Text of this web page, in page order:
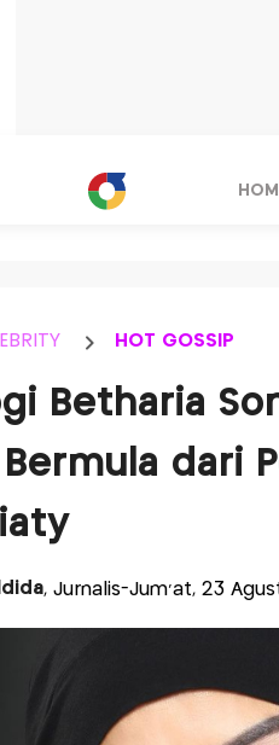
HOT GOSSIP
Betharia
Bermula dari
, Jurnalis-Jum'at, 23